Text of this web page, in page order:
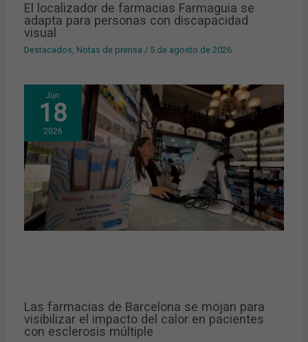
El localizador de farmacias Farmaguia se
adapta para personas con discapacidad
visual
Destacados, Notas de prensa / 5 de agosto de 2026
Jun
18
2026
Las farmacias de Barcelona se mojan para
visibilizar el impacto del calor en pacientes
con esclerosis múltiple